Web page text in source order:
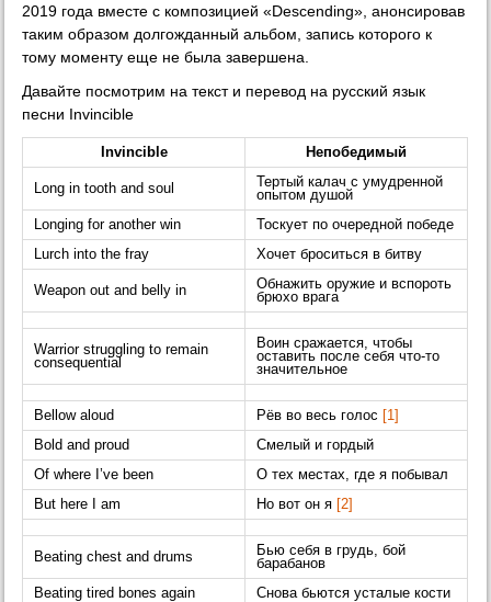
2019 года вместе с композицией «Descending», анонсировав
таким образом долгожданный альбом, запись которого к
тому моменту еще не была завершена.
Давайте посмотрим на текст и перевод на русский язык
песни Invincible
Invincible Непобедимый
Long in tooth and soul
Тертый калач с умудренной
опытом душой
Longing for another win
Тоскует по очередной победе
Lurch into the fray
Хочет броситься в битву
Weapon out and belly in
Обнажить оружие и вспороть
брюхо врага
Warrior struggling to remain
consequential
Воин сражается, чтобы
оставить после себя что-то
значительное
Bellow aloud Рёв во весь голос [1]
Bold and proud
Смелый и гордый
Of where I’ve been
О тех местах, где я побывал
But here I am
Но вот он я [2]
Beating chest and drums
Бью себя в грудь, бой
барабанов
Beating tired bones again
Снова бьются усталые кости